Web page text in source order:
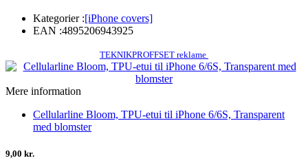
Kategorier :[iPhone covers]
EAN :4895206943925
TEKNIKPROFFSET reklame
Mere information
Cellularline Bloom, TPU-etui til iPhone 6/6S, Transparent
med blomster
9,00 kr.